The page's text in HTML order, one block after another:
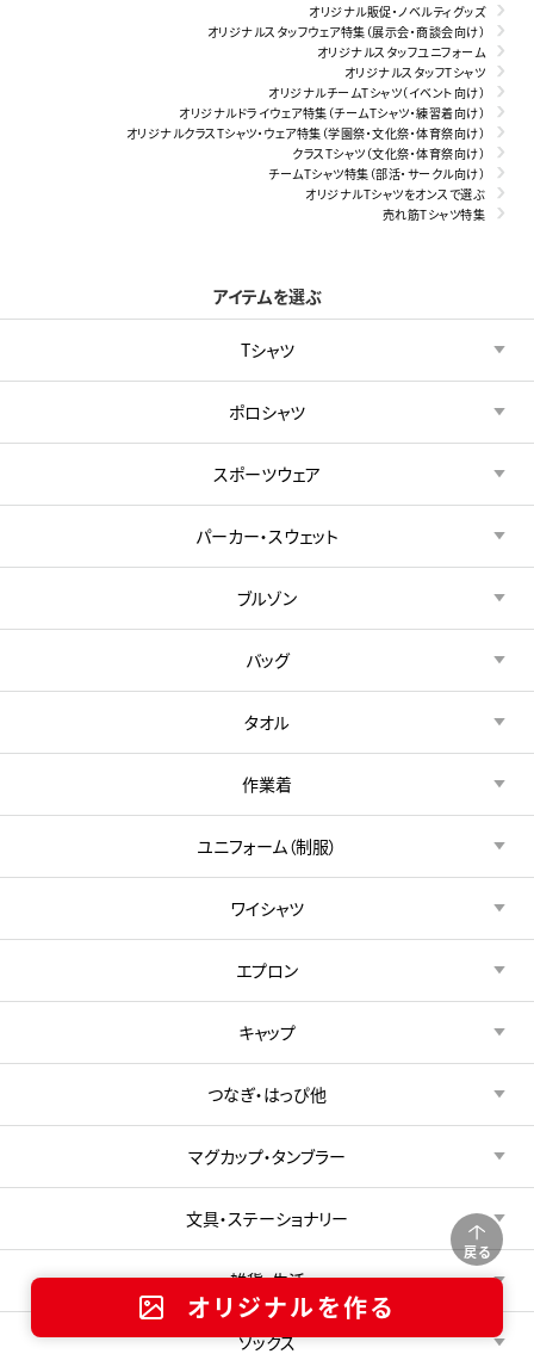
戻る
オリジナルを作る
オリジナル販促・ノベルティグッズ
オリジナルスタッフウェア特集（展示会・商談会向け）
オリジナルスタッフユニフォーム
オリジナルスタッフTシャツ
オリジナルチームTシャツ（イベント向け）
オリジナルドライウェア特集（チームTシャツ・練習着向け）
オリジナルクラスTシャツ・ウェア特集（学園祭・文化祭・体育祭向け）
クラスTシャツ（文化祭・体育祭向け）
チームTシャツ特集（部活・サークル向け）
オリジナルTシャツをオンスで選ぶ
売れ筋Tシャツ特集
アイテムを選ぶ
Tシャツ
ポロシャツ
スポーツウェア
パーカー・スウェット
ブルゾン
バッグ
タオル
作業着
ユニフォーム（制服）
ワイシャツ
エプロン
キャップ
つなぎ・はっぴ他
マグカップ・タンブラー
文具・ステーショナリー
雑貨・生活
ソックス